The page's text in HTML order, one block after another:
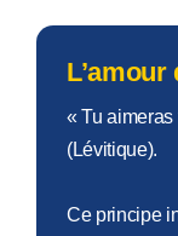
« Tu
(Lévitique).
Ce principe